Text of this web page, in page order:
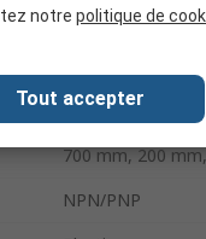
Capteur pour
700 mm, 200
NPN/PNP
notre politique de
Tout accepter